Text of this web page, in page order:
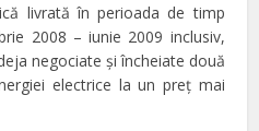
livrată în perioada de timp
2008 – iunie 2009 inclusiv,
negociate și încheiate două
electrice la un preț mai